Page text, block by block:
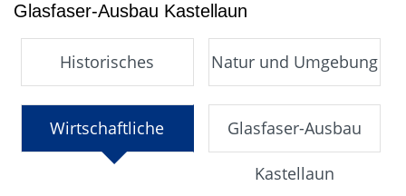
Glasfaser-Ausbau Kastellaun
Historisches Natur und Umgebung
Wirtschaftliche Glasfaser-Ausbau
Kastellaun